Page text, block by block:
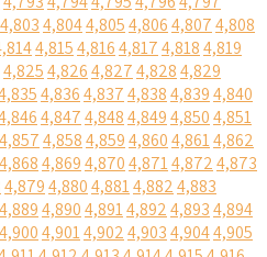
4,8034,8044,8054,8064,8074,808
4,8154,8164,8174,8184,819
4,8254,8264,8274,8284,829
4,8364,8374,8384,8394,840
4,8474,8484,8494,8504,851
4,8574,8584,8594,8604,8614,862
4,8684,8694,8704,8714,8724,873
4,8794,8804,8814,8824,883
4,8894,8904,8914,8924,8934,894
4,9004,9014,9024,9034,9044,905